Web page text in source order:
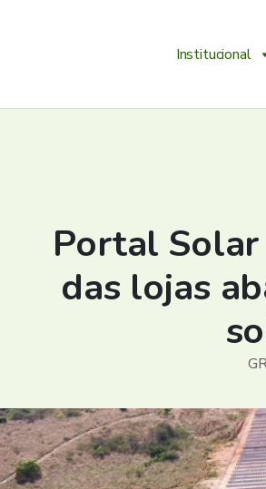
Institucional
Portal
das lojas